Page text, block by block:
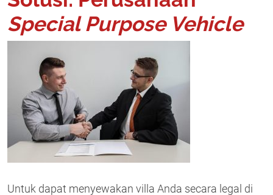
Special Purpose Vehicle
Untuk dapat menyewakan villa Anda secara legal di